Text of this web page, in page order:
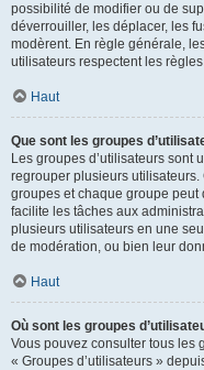
possibilité de modifier ou de
déverrouiller, les déplacer, les
modèrent. En règle générale,
utilisateurs respectent les
Haut
Que sont les groupes
Les groupes d’utilisateurs sont
regrouper plusieurs
groupes et chaque groupe
facilite les tâches aux
plusieurs utilisateurs en une
de modération, ou bien leur
Haut
Où sont les groupes
Vous pouvez consulter tous les
« Groupes d’utilisateurs »